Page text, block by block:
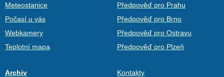
Meteostanice
Počasí u vás
Webkamery
Teplotní mapa
Předpověď pro Prahu
Předpověď pro Brno
Předpověď pro Ostravu
Předpověď pro Plzeň
Archiv Kontakty